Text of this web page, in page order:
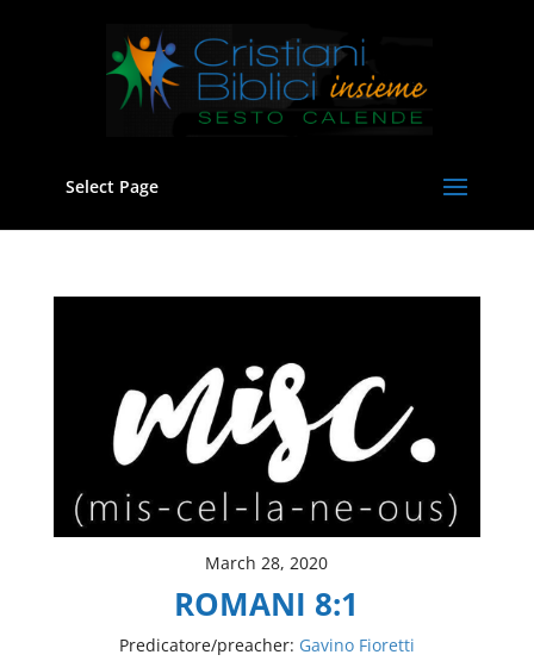
Select Page
March 28, 2020
ROMANI 8:1
Predicatore/preacher: Gavino Fioretti